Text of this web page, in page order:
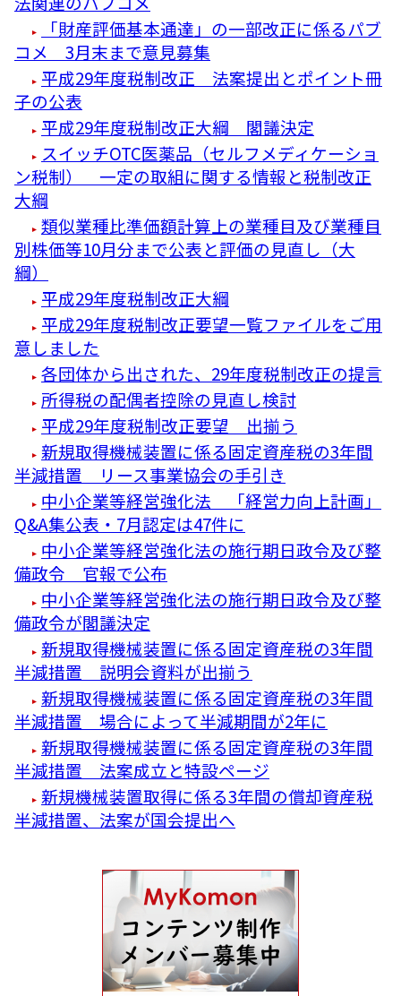
「財産評価基本通達」の一部改正に係るパブ
コメ 3月末まで意見募集
平成29年度税制改正 法案提出とポイント冊
子の公表
平成29年度税制改正大綱 閣議決定
スイッチOTC医薬品（セルフメディケーショ
ン税制） 一定の取組に関する情報と税制改正
大綱
類似業種比準価額計算上の業種目及び業種目
別株価等10月分まで公表と評価の見直し（大
綱）
平成29年度税制改正大綱
平成29年度税制改正要望一覧ファイルをご用
意しました
各団体から出された、29年度税制改正の提言
所得税の配偶者控除の見直し検討
平成29年度税制改正要望 出揃う
新規取得機械装置に係る固定資産税の3年間
半減措置 リース事業協会の手引き
中小企業等経営強化法 「経営力向上計画」
Q&A集公表・7月認定は47件に
中小企業等経営強化法の施行期日政令及び整
備政令 官報で公布
中小企業等経営強化法の施行期日政令及び整
備政令が閣議決定
新規取得機械装置に係る固定資産税の3年間
半減措置 説明会資料が出揃う
新規取得機械装置に係る固定資産税の3年間
半減措置 場合によって半減期間が2年に
新規取得機械装置に係る固定資産税の3年間
半減措置 法案成立と特設ページ
新規機械装置取得に係る3年間の償却資産税
半減措置、法案が国会提出へ